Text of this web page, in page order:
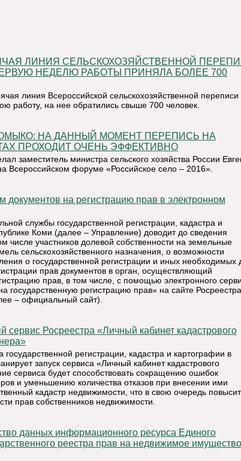
НЕДЕЛЮ РАБОТЫ ПРИНЯЛА БОЛЕЕ 700
линия Всероссийской сельскохозяйственной переписи
работу, на нее обратились свыше 700 человек.
ПРОХОДИТ ОЧЕНЬ ЭФФЕКТИВНО
заместитель министра сельского хозяйства России
Всероссийском форуме «Российское село – 2016».
службы государственной регистрации, кадастра и
Коми (далее – Управление) доводит до сведения
числе участников долевой собственности на земельные
сельскохозяйственного назначения, о возможности
о государственной регистрации и иных необходимых
прав документов в орган, осуществляющий
прав, в том числе, с помощью электронного
государственную регистрацию прав» на сайте Росреестра
– официальный сайт).
регистрации, кадастра и картографии в
запуск сервиса «Личный кабинет кадастрового
сервиса будет способствовать сокращению ошибок
и уменьшению количества отказов при внесении ими
кадастр недвижимости, что в свою очередь повысит
прав собственников недвижимости.
реестра прав на недвижимое